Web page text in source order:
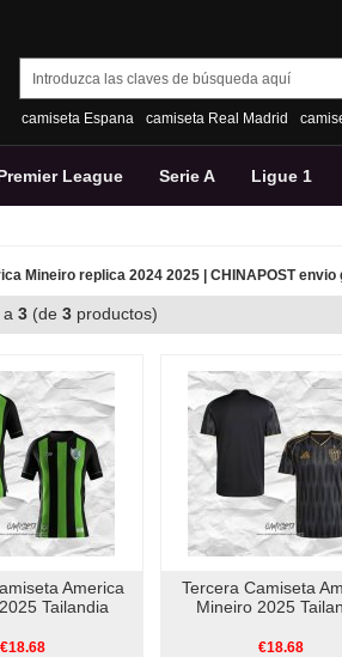
camiseta Espana camiseta Real Madrid
League Serie A Ligue 1
Mineiro replica 2024 2025 | CHINAPOST
a 3 (de 3 productos)
America
Tailandia
€18.68
Tercera Camiseta
Mineiro 2025
€18.68